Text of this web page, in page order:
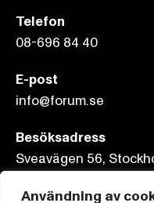
Användning av
Telefon
08-696 84 40
E-post
info@forum.se
Besöksadress
Sveavägen 56,
Postadress